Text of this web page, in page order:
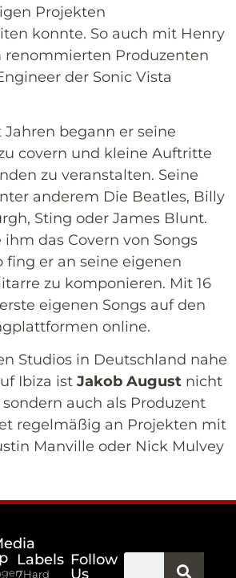
Projekten
konnte. So auch mit Henry
renommierten Produzenten
der Sonic Vista
begann er seine
covern und kleine Auftritte
zu veranstalten. Seine
anderem Die Beatles, Billy
Sting oder James Blunt.
ihm das Covern von Songs
fing er an seine eigenen
zu komponieren. Mit 16
eigenen Songs auf den
online.
Studios in Deutschland nahe
Ibiza ist Jakob August nicht
auch als Produzent
regelmäßig an Projekten mit
Manville oder Nick Mulvey
Labels
7Hard
Follow
Us